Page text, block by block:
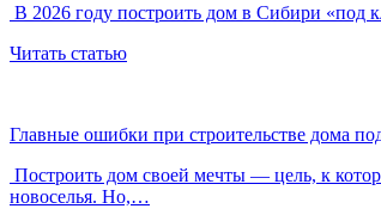
В 2026 году построить дом в Сибири «под
Читать статью
Главные ошибки при строительстве дома
Построить дом своей мечты — цель, к
новоселья. Но,…